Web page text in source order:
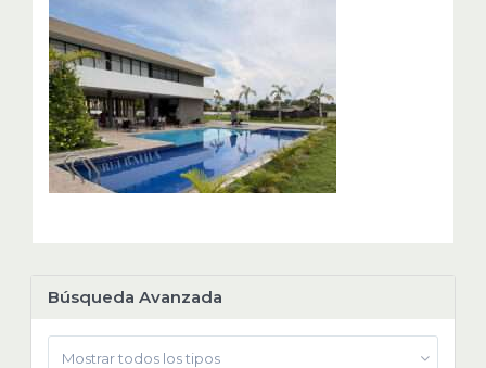
Búsqueda Avanzada
Mostrar todos los tipos